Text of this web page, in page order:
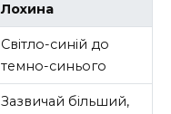
Лохина
Світло-синій до
темно-синього
Зазвичай більший,